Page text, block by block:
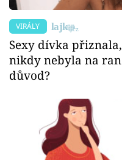
VIRÁLY
Sexy dívka
nikdy nebyla na
důvod?